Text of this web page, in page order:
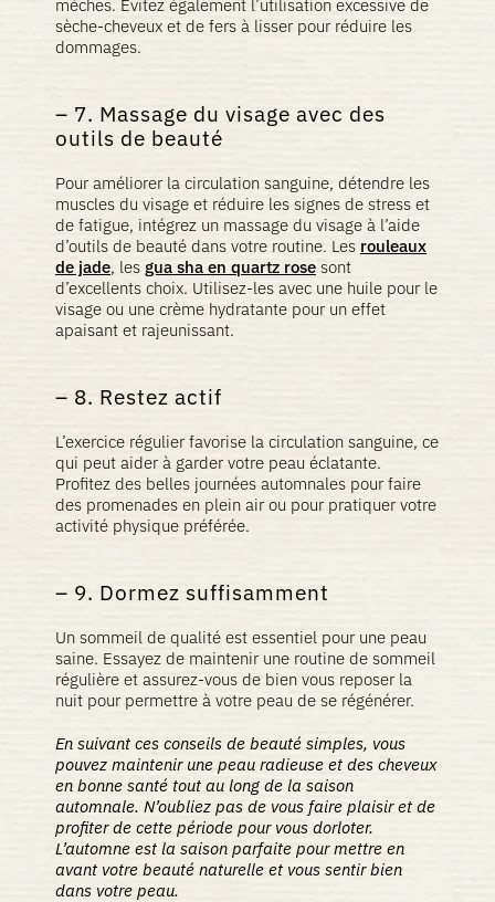
mèches. Évitez également l’utilisation excessive de
sèche-cheveux et de fers à lisser pour réduire les
dommages.
7. Massage du visage avec des
outils de beauté
Pour améliorer la circulation sanguine, détendre les
muscles du visage et réduire les signes de stress et
de fatigue, intégrez un massage du visage à l’aide
d’outils de beauté dans votre routine. Les rouleaux
de jade, les gua sha en quartz rose sont
d’excellents choix. Utilisez-les avec une huile pour le
visage ou une crème hydratante pour un effet
apaisant et rajeunissant.
8. Restez actif
L’exercice régulier favorise la circulation sanguine, ce
qui peut aider à garder votre peau éclatante.
Profitez des belles journées automnales pour faire
des promenades en plein air ou pour pratiquer votre
activité physique préférée.
9. Dormez suffisamment
Un sommeil de qualité est essentiel pour une peau
saine. Essayez de maintenir une routine de sommeil
régulière et assurez-vous de bien vous reposer la
nuit pour permettre à votre peau de se régénérer.
En suivant ces conseils de beauté simples, vous
pouvez maintenir une peau radieuse et des cheveux
en bonne santé tout au long de la saison
automnale. N’oubliez pas de vous faire plaisir et de
profiter de cette période pour vous dorloter.
L’automne est la saison parfaite pour mettre en
avant votre beauté naturelle et vous sentir bien
dans votre peau.